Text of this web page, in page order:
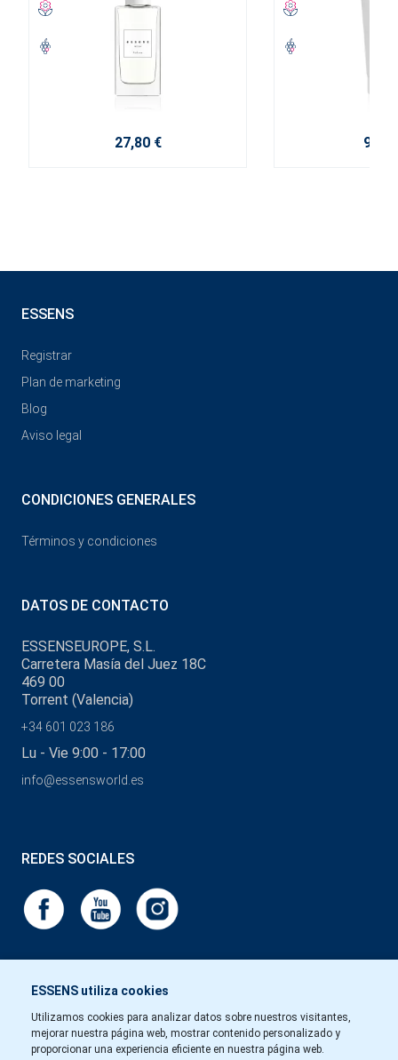
27,80 € 9,20
ESSENS utiliza cookies
Utilizamos cookies para analizar datos sobre nuestros visitantes,
mejorar nuestra página web, mostrar contenido personalizado y
proporcionar una experiencia eficiente en nuestra página web.
ESSENS
Registrar
Plan de marketing
Blog
Aviso legal
CONDICIONES GENERALES
Términos y condiciones
DATOS DE CONTACTO
ESSENSEUROPE, S.L.
Carretera Masía del Juez 18C
469 00
Torrent (Valencia)
+34 601 023 186
Lu - Vie 9:00 - 17:00
info@essensworld.es
REDES SOCIALES